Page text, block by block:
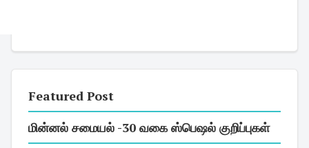
Featured Post
மின்னல் சமையல் -30 வகை ஸ்பெஷல் குறிப்புகள்